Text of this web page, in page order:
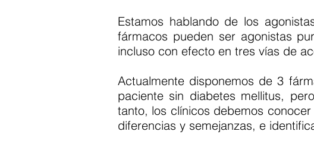
Estamos hablando de los
fármacos pueden ser agonistas
incluso con efecto en tres vías de
Actualmente disponemos de 3
paciente sin diabetes mellitus,
tanto, los clínicos debemos
diferencias y semejanzas, e